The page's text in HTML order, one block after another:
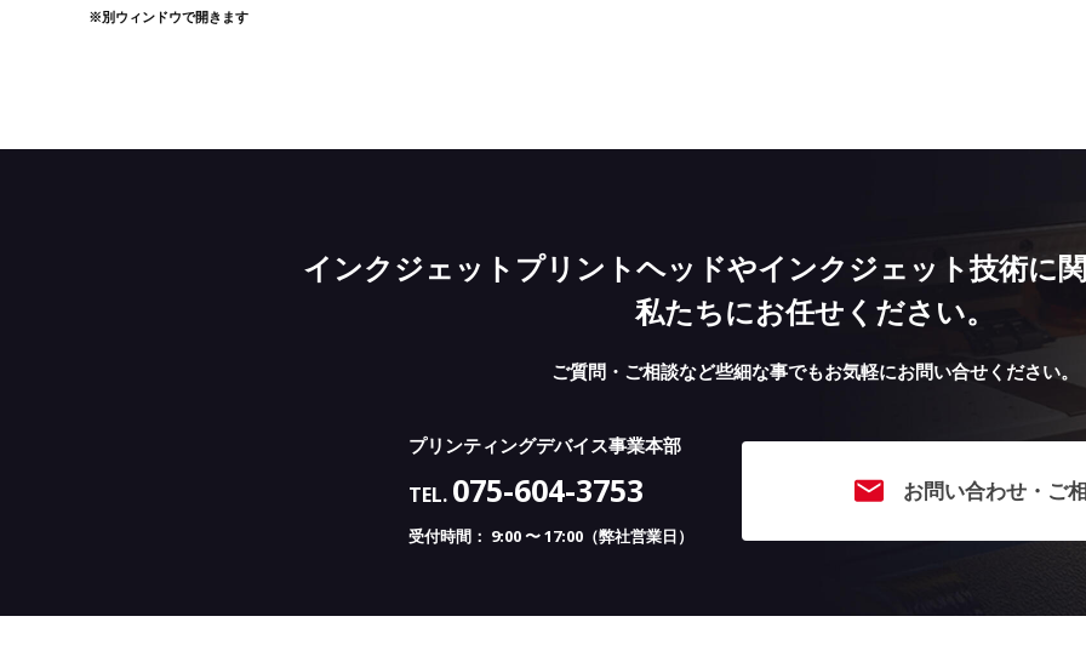
※別ウィンドウで開きます
インクジェットプリントヘッドやインクジェット技術に
私たちにお任せください。
ご質問・ご相談など些細な事でもお気軽にお問い合せください。
プリンティングデバイス事業本部
TEL. 075-604-3753
受付時間： 9:00 〜 17:00（弊社営業日）
お問い合わせ・ご